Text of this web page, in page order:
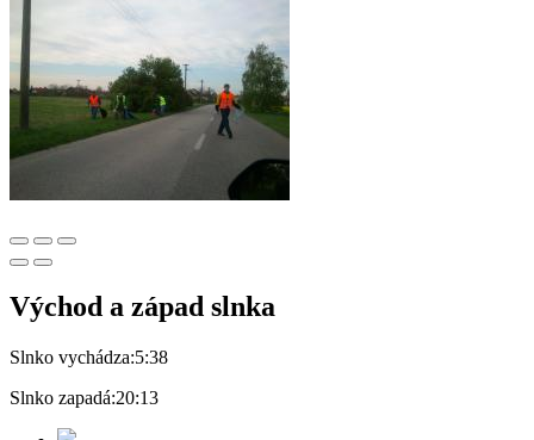
Východ a západ slnka
Slnko vychádza:5:38
Slnko zapadá:20:13